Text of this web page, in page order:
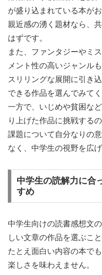
が盛り込まれている本がお
親近感の湧く題材なら、
はずです。
また、ファンタジーやミ
メント性の高いジャンル
スリリングな展開に引き
できる作品を選んでみてく
一方で、いじめや貧困な
り上げた作品に挑戦する
課題について自分なりの
なく、中学生の視野を広
中学生の読解力に合
すめ
中学生向けの読書感想文
しい文章の作品を選ぶこ
たとえ面白い内容の本で
楽しさを味わえません。